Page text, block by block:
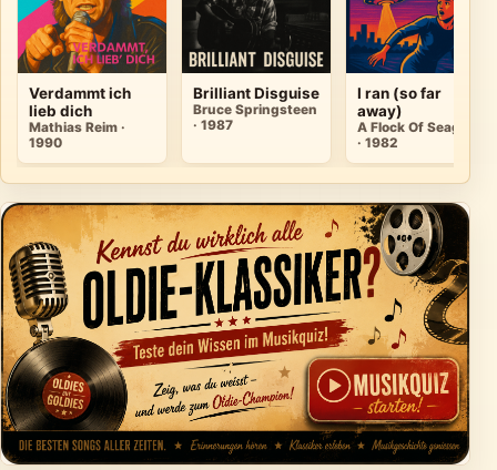
Verdammt ich
lieb dich
Mathias Reim ·
1990
Brilliant Disguise
Bruce Springsteen
· 1987
I ran (so far
away)
A Flock Of Seagulls
· 1982